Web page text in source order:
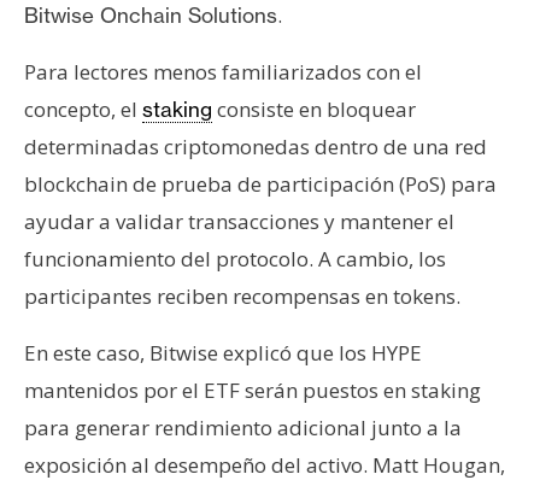
Bitwise Onchain Solutions.
Para lectores menos familiarizados con el
concepto, el staking consiste en bloquear
determinadas criptomonedas dentro de una red
blockchain de prueba de participación (PoS) para
ayudar a validar transacciones y mantener el
funcionamiento del protocolo. A cambio, los
participantes reciben recompensas en tokens.
En este caso, Bitwise explicó que los HYPE
mantenidos por el ETF serán puestos en staking
para generar rendimiento adicional junto a la
exposición al desempeño del activo. Matt Hougan,